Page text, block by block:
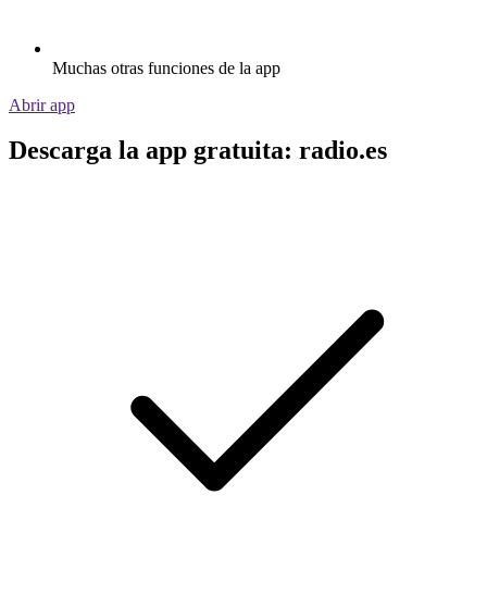
Muchas otras funciones de la app
Abrir app
Descarga la app gratuita: radio.es